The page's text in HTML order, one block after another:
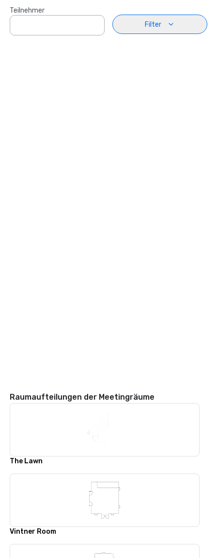
Teilnehmer
Filter
Raumaufteilungen der Meetingräume
The Lawn
Vintner Room